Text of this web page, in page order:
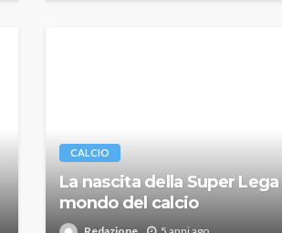
CALCIO
La nascita della Super
mondo del calcio